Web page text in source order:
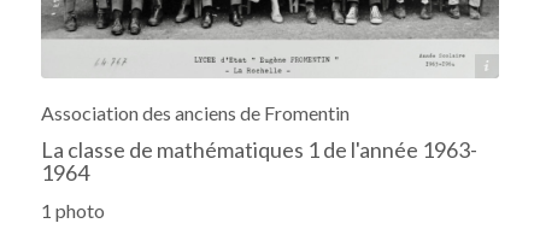
Archives départementales 17
Association des anciens de Fromentin
La classe de mathématiques 1 de l'année 1963-
1964
1 photo